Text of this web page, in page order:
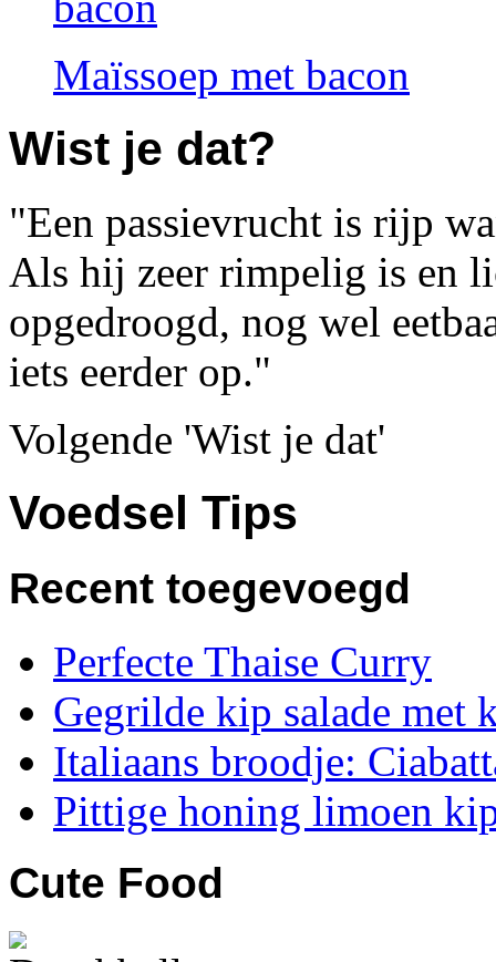
Maïssoep met bacon
Wist je dat?
Een passievrucht is rijp
Als hij zeer rimpelig is en
opgedroogd, nog wel
iets eerder op.
Volgende 'Wist je dat'
Voedsel Tips
Recent toegevoegd
Perfecte Thaise Curry
Gegrilde kip salade met
Italiaans broodje:
Pittige honing limoen
Cute Food